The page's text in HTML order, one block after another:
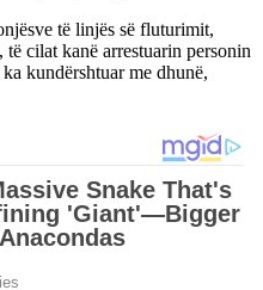
të linjës së fluturimit,
cilat kanë arrestuarin personin
kundërshtuar me dhunë,